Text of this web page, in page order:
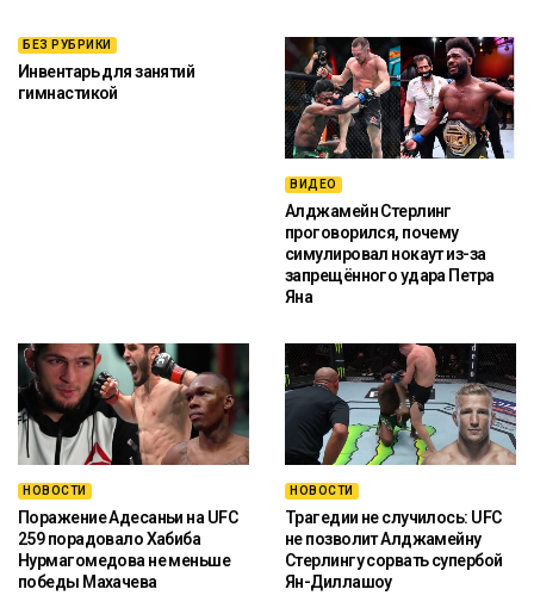
БЕЗ РУБРИКИ
Инвентарь для занятий
гимнастикой
ВИДЕО
Алджамейн Стерлинг
проговорился, почему
симулировал нокаут из-за
запрещённого удара Петра
Яна
НОВОСТИ
Поражение Адесаньи на UFC
259 порадовало Хабиба
Нурмагомедова не меньше
победы Махачева
НОВОСТИ
Трагедии не случилось: UFC
не позволит Алджамейну
Стерлингу сорвать супербой
Ян-Диллашоу